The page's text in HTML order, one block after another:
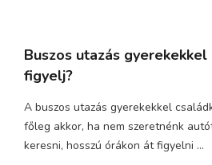
Buszos utazás
figyelj?
A buszos utazás gyerekekkel
főleg akkor, ha nem szeretnénk
keresni, hosszú órákon át figyelni ...